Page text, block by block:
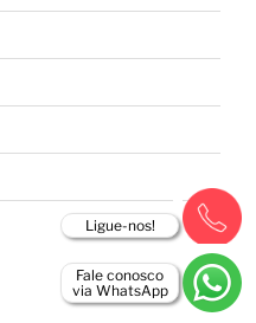
Fale conosco
via WhatsApp
Ligue-nos!